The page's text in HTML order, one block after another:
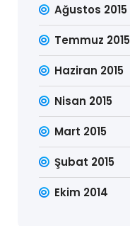
Ağustos 2015
Temmuz 2015
Haziran 2015
Nisan 2015
Mart 2015
Şubat 2015
Ekim 2014